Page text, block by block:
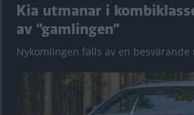
Kia utmanar i
av ”gamlingen”
Nykomlingen fälls av en besvärande